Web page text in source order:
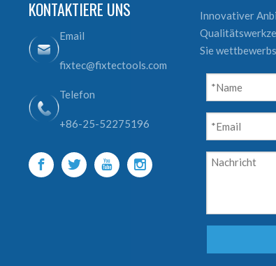
KONTAKTIERE UNS
Email
fixtec@fixtectools.com
Telefon
+86-25-52275196
Innovativer
Sie